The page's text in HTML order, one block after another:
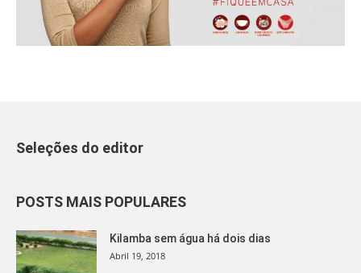
Seleções do editor
POSTS MAIS POPULARES
Kilamba sem água há dois dias
Abril 19, 2018